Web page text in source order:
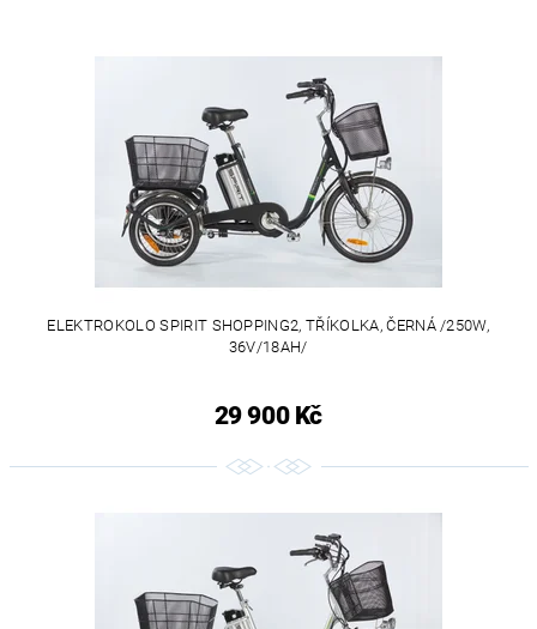
ELEKTROKOLO SPIRIT SHOPPING2, TŘÍKOLKA, ČERNÁ /250W,
36V/18AH/
29 900 Kč